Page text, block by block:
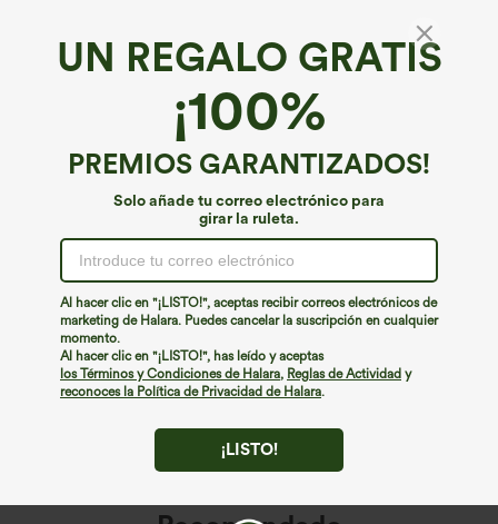
UN REGALO GRATIS
¡100%
PREMIOS GARANTIZADOS!
Solo añade tu correo electrónico para
girar la ruleta.
Al hacer clic en "¡LISTO!", aceptas recibir correos electrónicos de
marketing de Halara. Puedes cancelar la suscripción en cualquier
momento.
Al hacer clic en "¡LISTO!", has leído y aceptas
los Términos y Condiciones de Halara, Reglas de Actividad y
reconoces la Política de Privacidad de Halara.
¡LISTO!
¡Ups!
No podemos encontrar la página que estás buscando.
Seguir comprando